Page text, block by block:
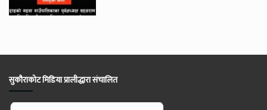
सुकौराकोट मिडिया प्रालीद्धारा संचालित